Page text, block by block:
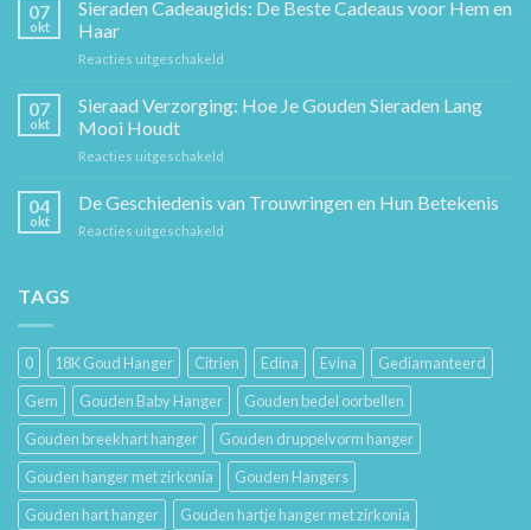
Sierkunst
07
okt
Sieraden Cadeaugids: De Beste Cadeaus voor Hem en
Haar
Reacties uitgeschakeld
Cadeaugids:
De
Hem
07
okt
Sieraad Verzorging: Hoe Je Gouden Sieraden Lang
Mooi Houdt
Reacties uitgeschakeld
Verzorging:
04
okt
De Geschiedenis van Trouwringen en Hun Betekenis
Reacties uitgeschakeld
Hun
Betekenis
TAGS
0 18K Goud Hanger Citrien Edina Evina
Gediamanteerd
Gem
Gouden Baby Hanger
Gouden bedel oorbellen
Gouden breekhart hanger
Gouden druppelvorm hanger
Gouden hanger met zirkonia
Gouden Hangers
Gouden hart hanger
Gouden hartje hanger met zirkonia